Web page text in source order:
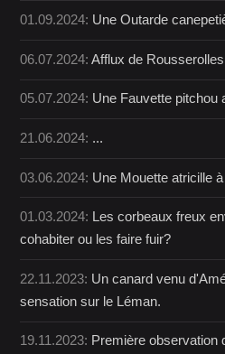
01.09.2024: Une Outarde
06.07.2024:Afflux de
05.07.2024: Une Fauvette pitchou
21.06.2024: ...
03.06.2024: Une Mouette atricille
01.03.2024: Les corbeaux freux
cohabiter ou les faire fuir?
22.11.2023: Un canard venu
sensation sur le Léman.
19.11.2023: Première observation